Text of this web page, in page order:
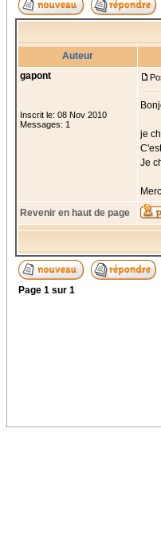
Auteur
gapont
Inscrit le: 08 Nov 2010
Messages: 1
je
Je
Revenir en haut de page
Page 1 sur 1